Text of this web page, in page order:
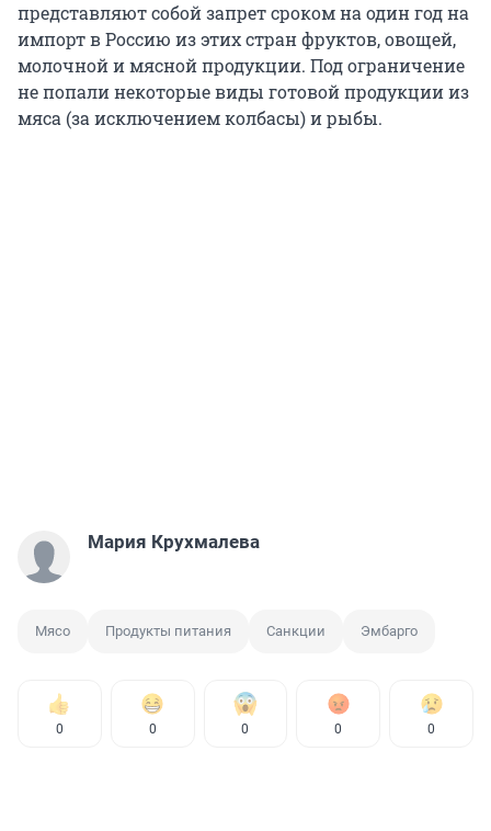
представляют собой запрет сроком на один год на
импорт в Россию из этих стран фруктов, овощей,
молочной и мясной продукции. Под ограничение
не попали некоторые виды готовой продукции из
мяса (за исключением колбасы) и рыбы.
Мария Крухмалева
Мясо Продукты питания Санкции Эмбарго
0 0 0 0 0